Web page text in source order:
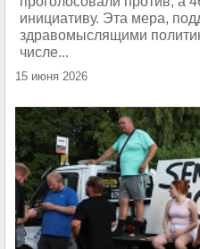
инициативу. Эта мера,
здравомыслящими
числе...
15 июня 2026